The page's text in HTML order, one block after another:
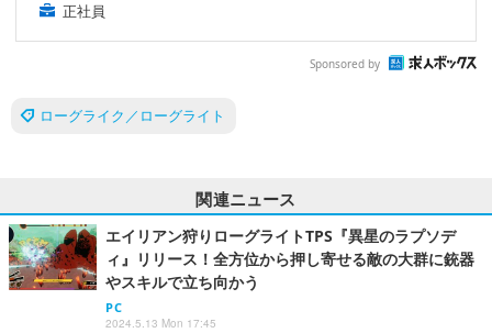
正社員
Sponsored by
ローグライク／ローグライト
関連ニュース
エイリアン狩りローグライトTPS『異星のラプソデ
ィ』リリース！全方位から押し寄せる敵の大群に銃器
やスキルで立ち向かう
PC
2024.5.13 Mon 17:45